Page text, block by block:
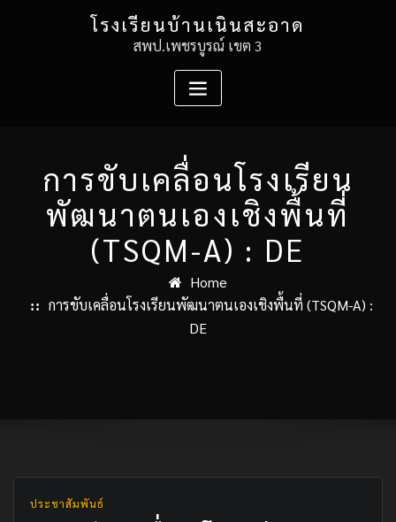
โรงเรียนบ้านเนินสะอาด
สพป.เพชรบูรณ์ เขต 3
การขับเคลื่อนโรงเรียน
พัฒนาตนเองเชิงพื้นที่
(TSQM-A) : DE
Home
การขับเคลื่อนโรงเรียนพัฒนาตนเองเชิงพื้นที่ (TSQM-A) :
DE
ประชาสัมพันธ์